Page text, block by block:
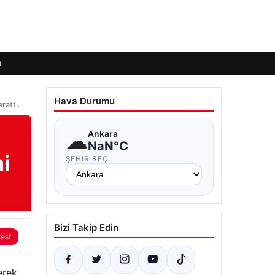
Hava Durumu
☁Ankara
NaN°C
ŞEHIR SEÇ
Bizi Takip Edin